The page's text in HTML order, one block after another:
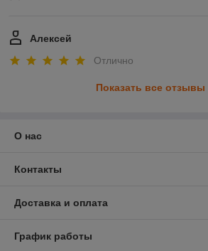
Алексей
Отлично
Показать все отзывы
О нас
Контакты
Доставка и оплата
График работы